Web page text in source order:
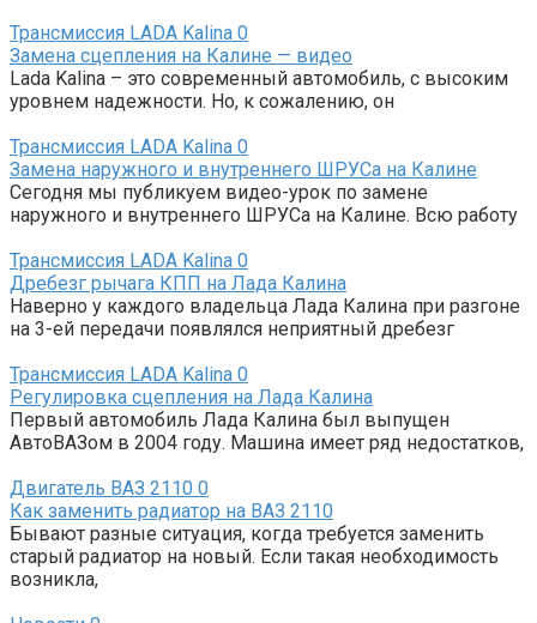
Трансмиссия LADA Kalina 0
Замена сцепления на Калине — видео
Lada Kalina – это современный автомобиль, с высоким
уровнем надежности. Но, к сожалению, он
Трансмиссия LADA Kalina 0
Замена наружного и внутреннего ШРУСа на Калине
Сегодня мы публикуем видео-урок по замене
наружного и внутреннего ШРУСа на Калине. Всю работу
Трансмиссия LADA Kalina 0
Дребезг рычага КПП на Лада Калина
Наверно у каждого владельца Лада Калина при разгоне
на 3-ей передачи появлялся неприятный дребезг
Трансмиссия LADA Kalina 0
Регулировка сцепления на Лада Калина
Первый автомобиль Лада Калина был выпущен
АвтоВАЗом в 2004 году. Машина имеет ряд недостатков,
Двигатель ВАЗ 2110 0
Как заменить радиатор на ВАЗ 2110
Бывают разные ситуация, когда требуется заменить
старый радиатор на новый. Если такая необходимость
возникла,